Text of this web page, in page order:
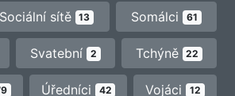
Sociální sítě 13 Somálci 61
Svatební 2 Tchýně 22
Úředníci 42 Vojáci 12